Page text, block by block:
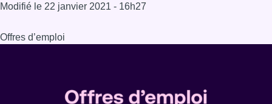
Modifié le 22 janvier 2021 - 16h27
Offres d’emploi